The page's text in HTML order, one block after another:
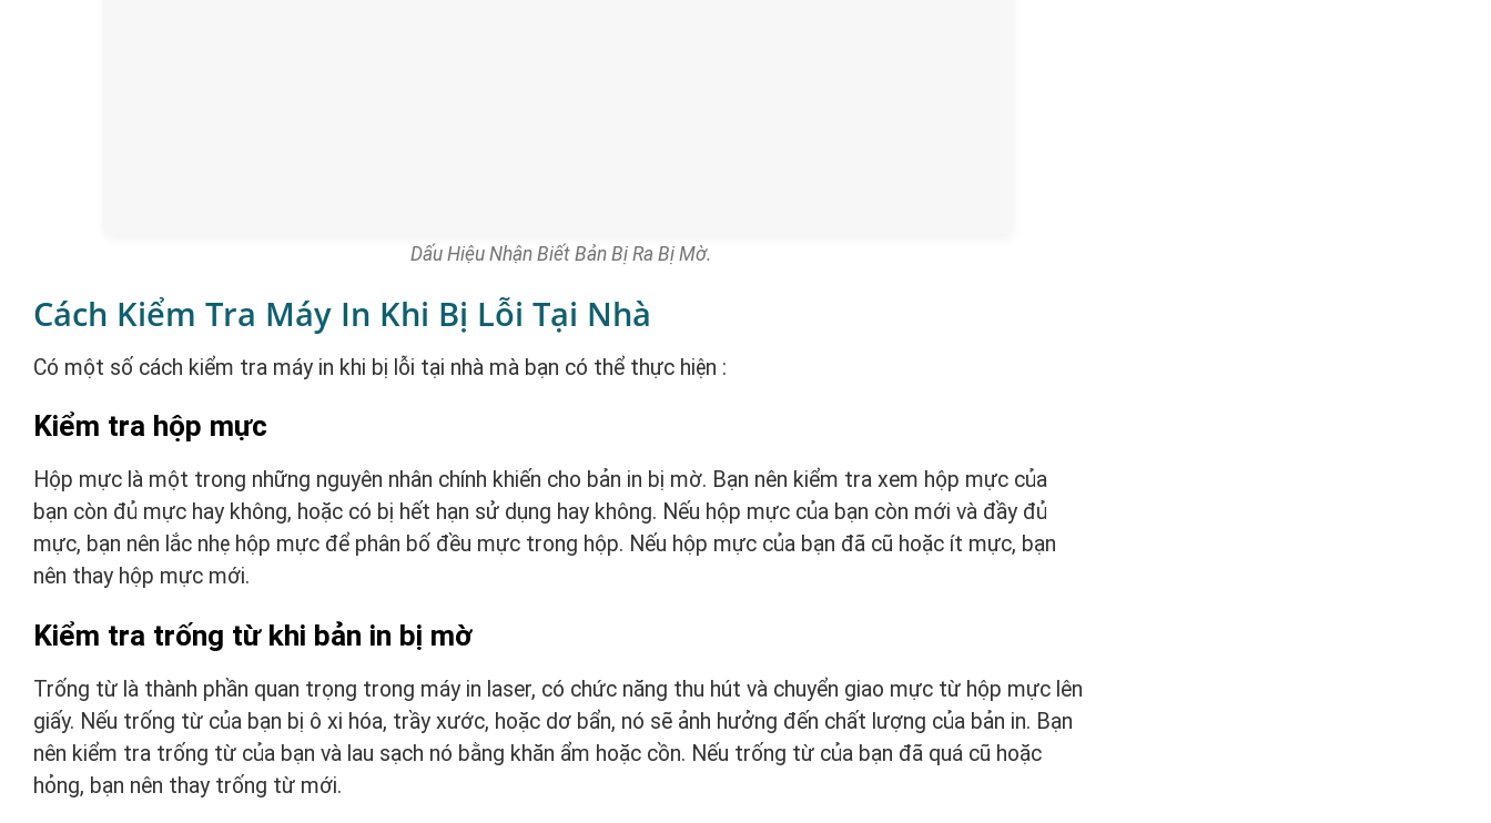
Dấu Hiệu Nhận Biết Bản Bị Ra Bị Mờ.
Cách Kiểm Tra Máy In Khi Bị Lỗi Tại Nhà
Có một số cách kiểm tra máy in khi bị lỗi tại nhà mà bạn có thể thực hiện :
Kiểm tra hộp mực
Hộp mực là một trong những nguyên nhân chính khiến cho bản in bị mờ. Bạn nên kiểm tra xem hộp mực của
bạn còn đủ mực hay không, hoặc có bị hết hạn sử dụng hay không. Nếu hộp mực của bạn còn mới và đầy đủ
mực, bạn nên lắc nhẹ hộp mực để phân bố đều mực trong hộp. Nếu hộp mực của bạn đã cũ hoặc ít mực, bạn
nên thay hộp mực mới.
Kiểm tra trống từ khi bản in bị mờ
Trống từ là thành phần quan trọng trong máy in laser, có chức năng thu hút và chuyển giao mực từ hộp mực lên
giấy. Nếu trống từ của bạn bị ô xi hóa, trầy xước, hoặc dơ bẩn, nó sẽ ảnh hưởng đến chất lượng của bản in. Bạn
nên kiểm tra trống từ của bạn và lau sạch nó bằng khăn ẩm hoặc cồn. Nếu trống từ của bạn đã quá cũ hoặc
hỏng, bạn nên thay trống từ mới.